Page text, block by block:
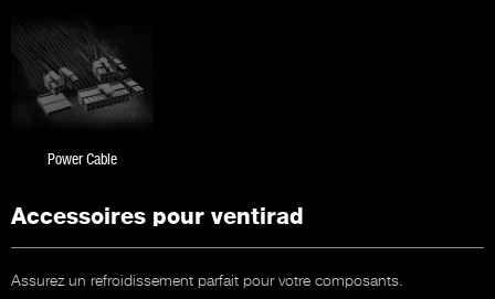
Power Cable
Accessoires pour ventirad
Assurez un refroidissement parfait pour votre composants.